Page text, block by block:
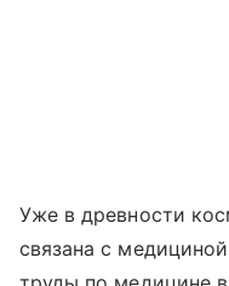
Уже в древности
связана с